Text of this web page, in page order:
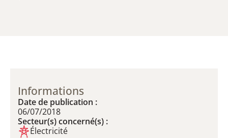
Informations
Date de publication :
06/07/2018
Secteur(s) concerné(s) :
Électricité